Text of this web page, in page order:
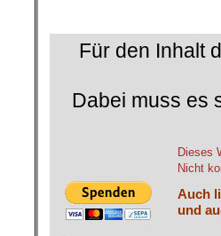
Für den Inhalt
Dabei muss es
Dieses
Nicht
Auch
und